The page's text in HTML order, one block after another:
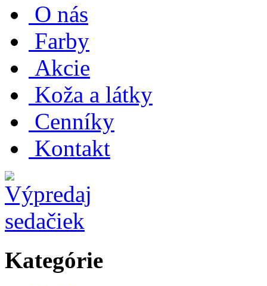
O nás
Farby
Akcie
Koža a látky
Cenníky
Kontakt
Kategórie